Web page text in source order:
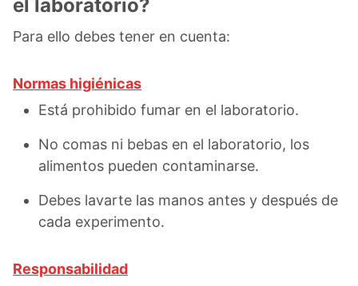
el laboratorio?
Para ello debes tener en cuenta:
Normas higiénicas
Está prohibido fumar en el laboratorio.
No comas ni bebas en el laboratorio, los
alimentos pueden contaminarse.
Debes lavarte las manos antes y después de
cada experimento.
Responsabilidad